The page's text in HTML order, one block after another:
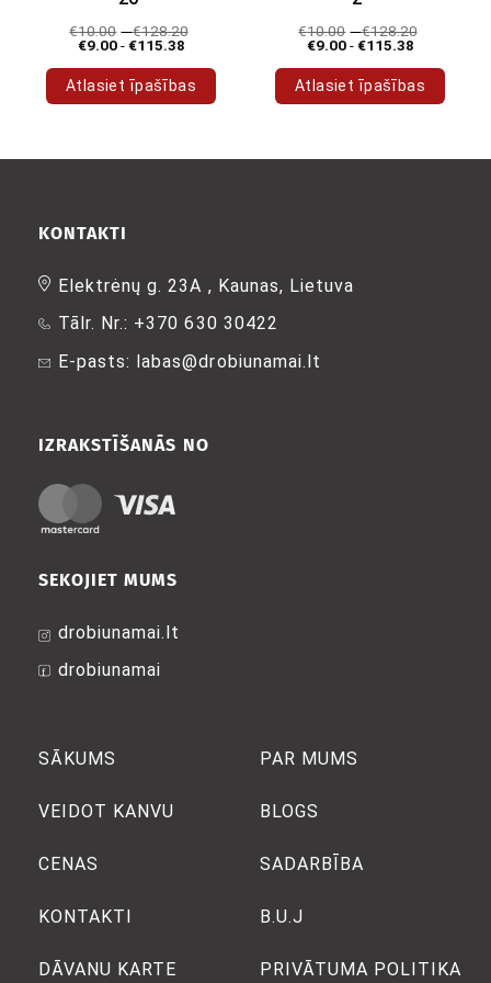
€10.00 -€128.20
€9.00-€115.38
Atlasiet īpašības
ir
izvēlēties
produkta
lapā
€10.00 -€128.20
€9.00-€115.38
Atlasiet īpašības
ir
SĀKUMS
VEIDOT KANVU
CENAS
KONTAKTI
DĀVANU KARTE
PAR MUMS
BLOGS
SADARBĪBA
B.U.J
PRIVĀTUMA POLITIKA
SEKOJIET MUMS
drobiunamai.lt
drobiunamai
IZRAKSTĪŠANĀS NO
KONTAKTI
Elektrėnų g. 23A , Kaunas, Lietuva
Tālr. Nr.: +370 630 30422
E-pasts: labas@drobiunamai.lt